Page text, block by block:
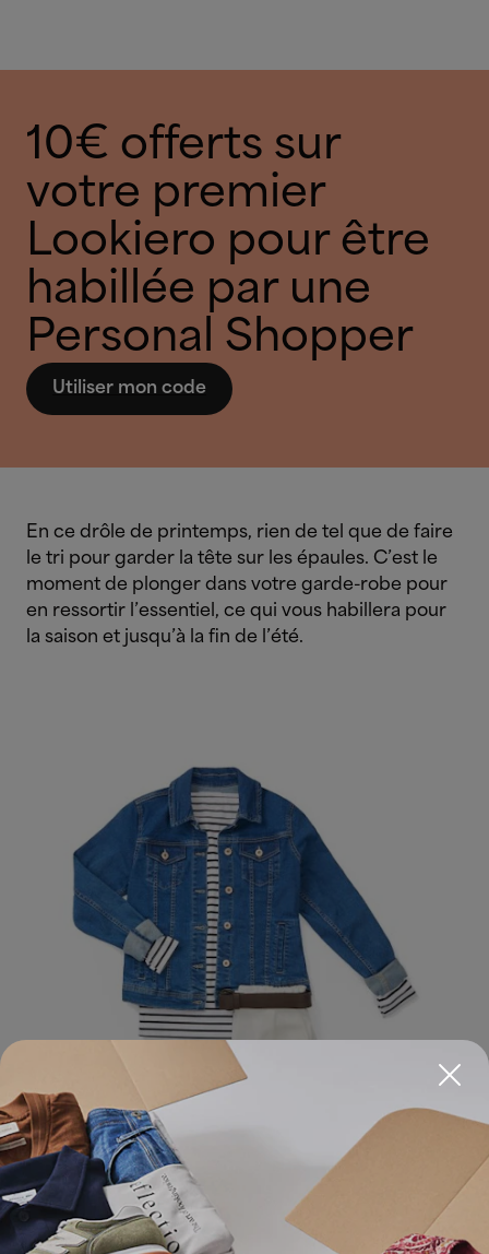
10€ offerts sur
votre premier
Lookiero pour être
habillée par une
Personal Shopper
Utiliser mon code
En ce drôle de printemps, rien de tel que de faire
le tri pour garder la tête sur les épaules. C’est le
moment de plonger dans votre garde-robe pour
en ressortir l’essentiel, ce qui vous habillera pour
la saison et jusqu’à la fin de l’été.